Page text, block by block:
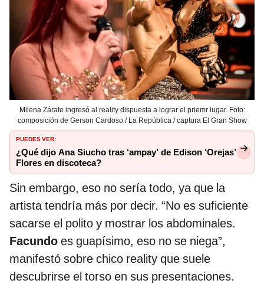
Milena Zárate ingresó al reality dispuesta a lograr el priemr lugar. Foto:
composición de Gerson Cardoso / La República / captura El Gran Show
PUEDES VER:
¿Qué dijo Ana Siucho tras ‘ampay’ de Edison ‘Orejas’
Flores en discoteca?
Sin embargo, eso no sería todo, ya que la
artista tendría más por decir. “No es suficiente
sacarse el polito y mostrar los abdominales.
Facundo es guapísimo, eso no se niega”,
manifestó sobre chico reality que suele
descubrirse el torso en sus presentaciones.